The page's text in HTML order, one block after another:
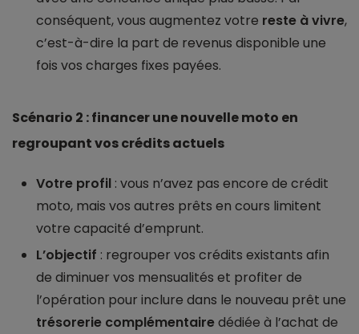
conséquent, vous augmentez votre reste à vivre,
c’est-à-dire la part de revenus disponible une
fois vos charges fixes payées.
Scénario 2 : financer une nouvelle moto en
regroupant vos crédits actuels
Votre profil : vous n’avez pas encore de crédit
moto, mais vos autres prêts en cours limitent
votre capacité d’emprunt.
L’objectif : regrouper vos crédits existants afin
de diminuer vos mensualités et profiter de
l’opération pour inclure dans le nouveau prêt une
trésorerie complémentairedédiée à l’achat de